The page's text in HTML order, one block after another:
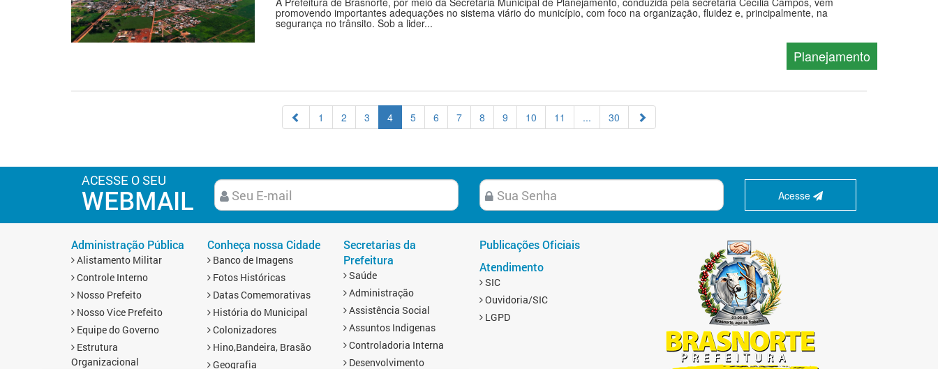
promovendo importantes adequações no sistema viário do município, com foco na organização, fluidez e, principalmente, na
segurança no trânsito. Sob a lider...
Planejamento
1 2 3 4 5 6 7 8 9 10 11 ... 30
ACESSE O SEU
WEBMAIL Acesse
Administração Pública
Alistamento Militar
Controle Interno
Nosso Prefeito
Nosso Vice Prefeito
Equipe do Governo
Estrutura
Organizacional
Conheça nossa Cidade
Banco de Imagens
Fotos Históricas
Datas Comemorativas
História do Municipal
Colonizadores
Hino,Bandeira, Brasão
Geografia
Secretarias da
Prefeitura
Saúde
Administração
Assistência Social
Assuntos Indigenas
Controladoria Interna
Desenvolvimento
Publicações Oficiais
Atendimento
SIC
Ouvidoria/SIC
LGPD